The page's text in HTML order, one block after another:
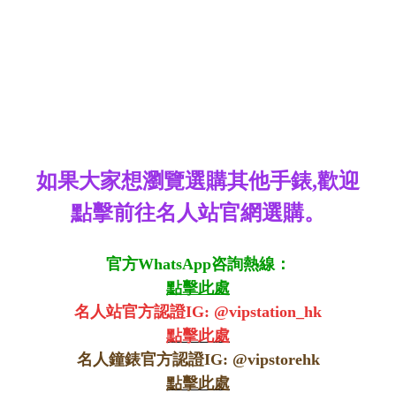
如果大家想瀏覽選購其他手錶,歡迎
點擊前往名人站官網選購。
官方WhatsApp咨詢熱線：
點擊此處
名人站官方認證IG: @vipstation_hk
點擊此處
名人鐘錶官方認證IG: @vipstorehk
點擊此處